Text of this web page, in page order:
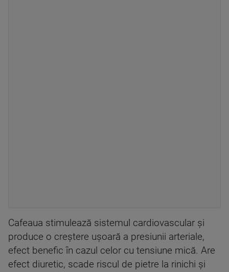
Cafeaua stimulează sistemul cardiovascular și
produce o creștere ușoară a presiunii arteriale,
efect benefic în cazul celor cu tensiune mică. Are
efect diuretic, scade riscul de pietre la rinichi și